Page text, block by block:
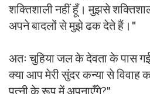
शक्तिशाली नहीं हूँ। मुझसे
अपने बादलों से मुझे ढक देते हैं।"
अतः चुहिया जल के देवता के पास
क्या आप मेरी सुंदर कन्या से
पत्नी के रूप में अपनाएँगे?"